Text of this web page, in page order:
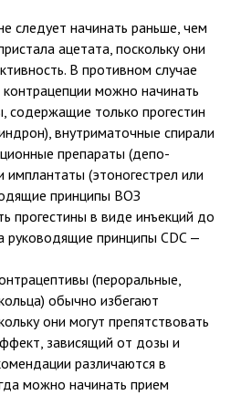
следует начинать раньше, чем
ацетата, поскольку они
В противном случае
контрацепции можно начинать
содержащие только прогестин
внутриматочные спирали
препараты (депо-
имплантаты (этоногестрел или
принципы ВОЗ
прогестины в виде инъекций до
руководящие принципы CDC —
(пероральные,
обычно избегают
они могут препятствовать
зависящий от дозы и
различаются в
можно начинать прием